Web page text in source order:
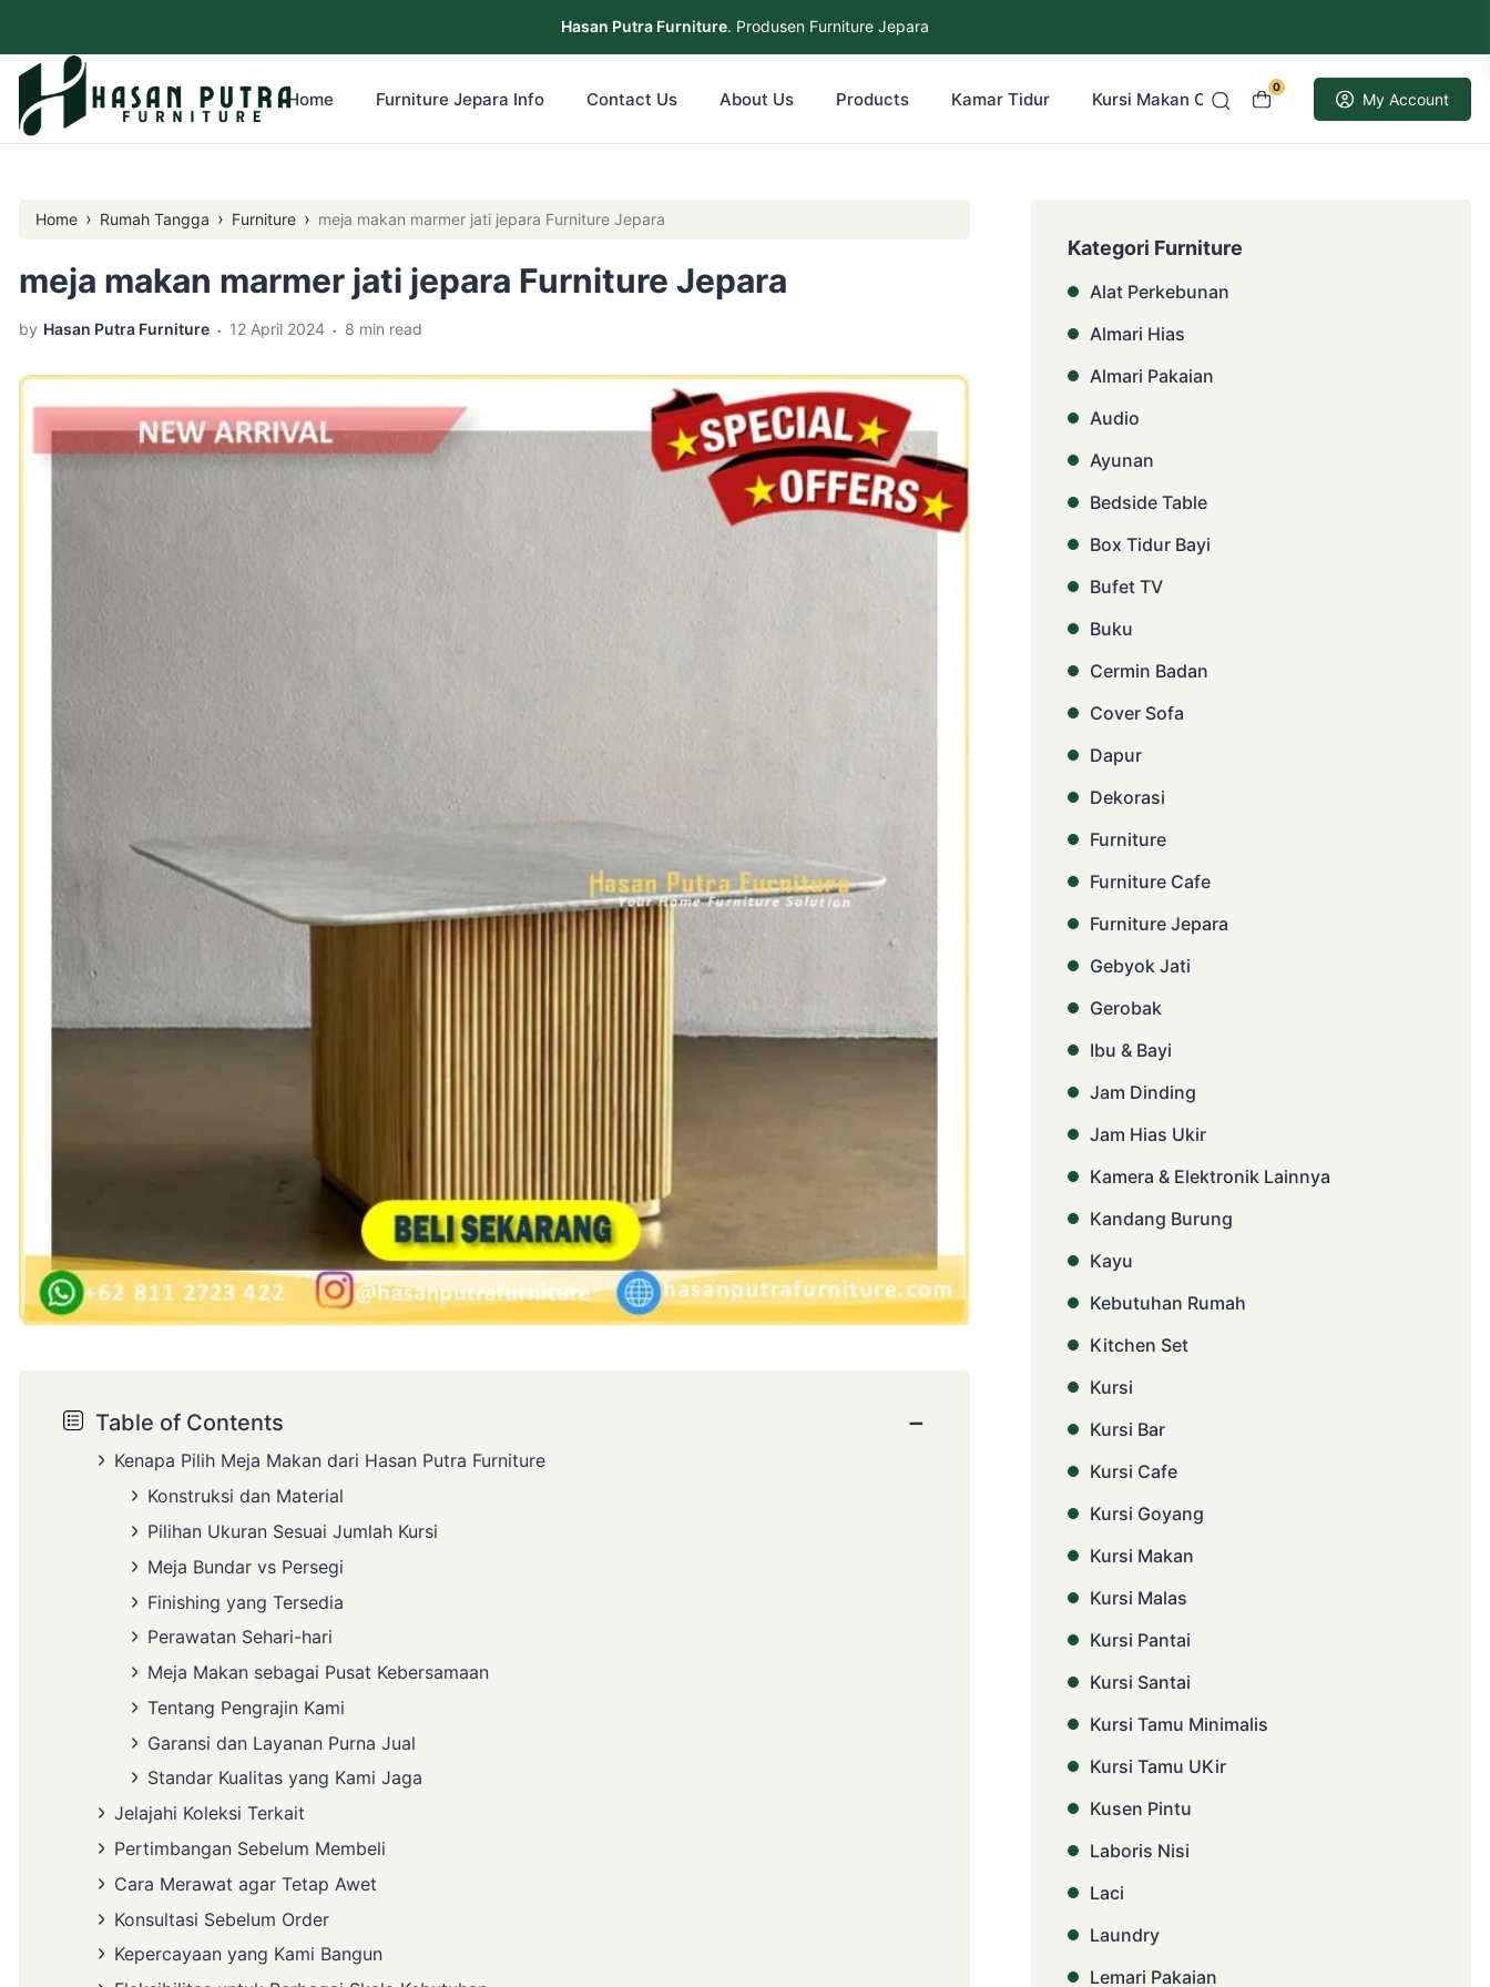
Hasan Putra Furniture. Produsen Furniture Jepara
0
My Account
Home Furniture Jepara Info Contact Us About Us Products Kamar Tidur Kursi Makan Cafe Resto Kusen Pintu Jati
Home › Rumah Tangga › Furniture › meja makan marmer jati jepara Furniture Jepara
meja makan marmer jati jepara Furniture Jepara
by Hasan Putra Furniture . 12 April 2024 . 8 min read
Table of Contents −
Kenapa Pilih Meja Makan dari Hasan Putra Furniture
Konstruksi dan Material
Pilihan Ukuran Sesuai Jumlah Kursi
Meja Bundar vs Persegi
Finishing yang Tersedia
Perawatan Sehari-hari
Meja Makan sebagai Pusat Kebersamaan
Tentang Pengrajin Kami
Garansi dan Layanan Purna Jual
Standar Kualitas yang Kami Jaga
Jelajahi Koleksi Terkait
Pertimbangan Sebelum Membeli
Cara Merawat agar Tetap Awet
Konsultasi Sebelum Order
Kepercayaan yang Kami Bangun
Kategori Furniture
Alat Perkebunan
Almari Hias
Almari Pakaian
Audio
Ayunan
Bedside Table
Box Tidur Bayi
Bufet TV
Buku
Cermin Badan
Cover Sofa
Dapur
Dekorasi
Furniture
Furniture Cafe
Furniture Jepara
Gebyok Jati
Gerobak
Ibu & Bayi
Jam Dinding
Jam Hias Ukir
Kamera & Elektronik Lainnya
Kandang Burung
Kayu
Kebutuhan Rumah
Kitchen Set
Kursi
Kursi Bar
Kursi Cafe
Kursi Goyang
Kursi Makan
Kursi Malas
Kursi Pantai
Kursi Santai
Kursi Tamu Minimalis
Kursi Tamu UKir
Kusen Pintu
Laboris Nisi
Laci
Laundry
Lemari Pakaian